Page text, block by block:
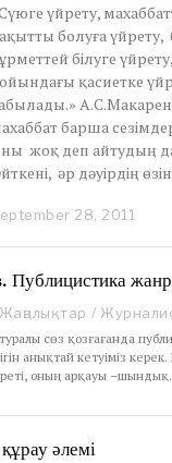
үйрету,
болуға үйрету,
білуге
қасиетке
барша
жоқ деп айтудың
әр дәуірдің
28, 2011
e
b
e
r
1
,
Публицистика
Жаңалықтар /
сөз қозғағанда
анықтай кетуіміз
оның арқауы –шындық.
әлемі